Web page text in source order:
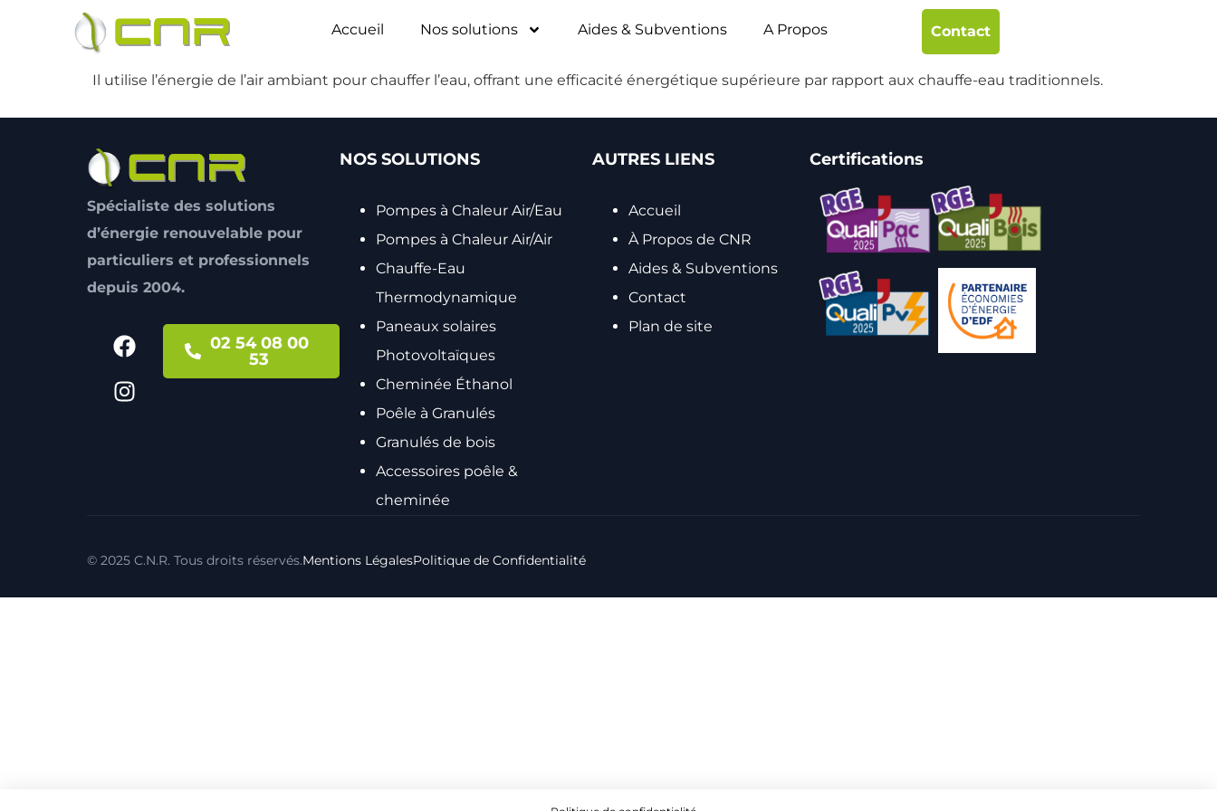
Accueil Nos solutions Aides & Subventions A Propos Contact
Il utilise l’énergie de l’air ambiant pour chauffer l’eau, offrant une efficacité énergétique supérieure par rapport aux chauffe-eau traditionnels.
Spécialiste des solutions
d’énergie renouvelable pour
particuliers et professionnels
depuis 2004.
02 54 08 00
53
NOS SOLUTIONS
Pompes à Chaleur Air/Eau
Pompes à Chaleur Air/Air
Chauffe-Eau
Thermodynamique
Paneaux solaires
Photovoltaïques
Cheminée Éthanol
Poêle à Granulés
Granulés de bois
Accessoires poêle &
cheminée
AUTRES LIENS
Accueil
À Propos de CNR
Aides & Subventions
Contact
Plan de site
Certifications
© 2025 C.N.R. Tous droits réservés.Mentions LégalesPolitique de Confidentialité